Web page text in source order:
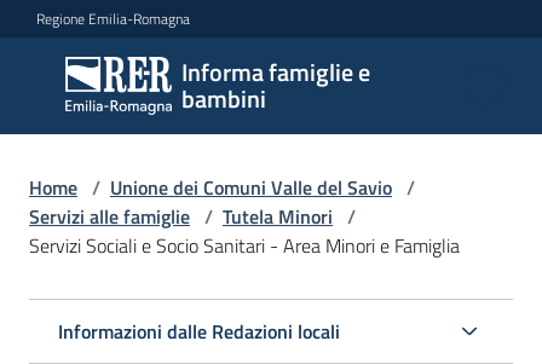
Vai al contenuto
Vai alla navigazione
Vai al footer
Regione Emilia-Romagna
Informa famiglie e
bambini
Informa
famiglie
e
bambini
Home / Unione dei Comuni Valle del Savio /
Servizi alle famiglie / Tutela Minori /
Servizi Sociali e Socio Sanitari - Area Minori e Famiglia
Informazioni dalle Redazioni locali